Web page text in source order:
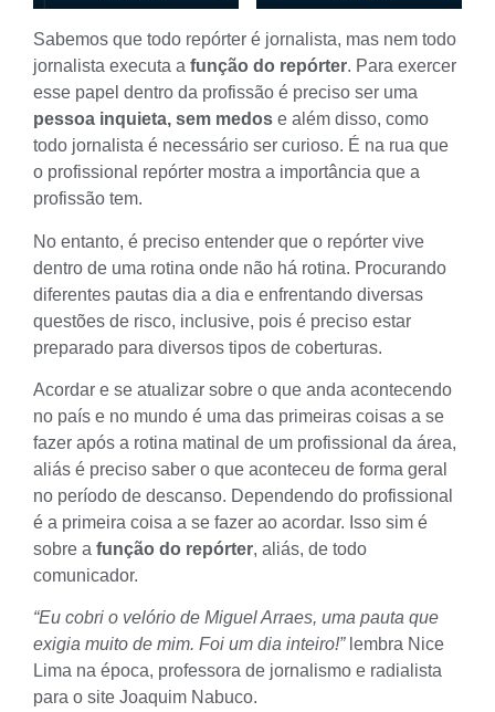
Sabemos que todo repórter é jornalista, mas nem todo
jornalista executa a função do repórter. Para exercer
esse papel dentro da profissão é preciso ser uma
pessoa inquieta, sem medos e além disso, como
todo jornalista é necessário ser curioso. É na rua que
o profissional repórter mostra a importância que a
profissão tem.
No entanto, é preciso entender que o repórter vive
dentro de uma rotina onde não há rotina. Procurando
diferentes pautas dia a dia e enfrentando diversas
questões de risco, inclusive, pois é preciso estar
preparado para diversos tipos de coberturas.
Acordar e se atualizar sobre o que anda acontecendo
no país e no mundo é uma das primeiras coisas a se
fazer após a rotina matinal de um profissional da área,
aliás é preciso saber o que aconteceu de forma geral
no período de descanso. Dependendo do profissional
é a primeira coisa a se fazer ao acordar. Isso sim é
sobre a função do repórter, aliás, de todo
comunicador.
“Eu cobri o velório de Miguel Arraes, uma pauta que
exigia muito de mim. Foi um dia inteiro!” lembra Nice
Lima na época, professora de jornalismo e radialista
para o site Joaquim Nabuco.